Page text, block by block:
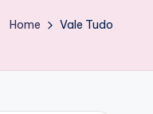
Home Vale Tudo